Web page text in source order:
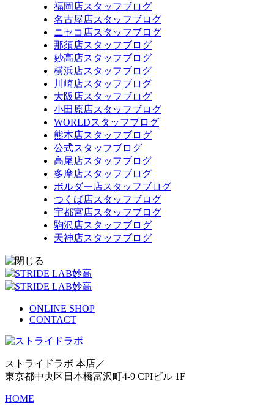
福岡店スタッフブログ
名古屋店スタッフブログ
ニセコ店スタッフブログ
那須店スタッフブログ
妙高店スタッフブログ
横浜店スタッフブログ
川崎店スタッフブログ
大阪店スタッフブログ
小田原店スタッフブログ
WORLDスタッフブログ
熊本店スタッフブログ
公式スタッフブログ
高尾店スタッフブログ
多摩店スタッフブログ
ボルダー店スタッフブログ
つくば店スタッフブログ
宇都宮店スタッフブログ
駒沢店スタッフブログ
天神店スタッフブログ
ONLINE SHOP
CONTACT
ストライドラボ 本店／
東京都中央区日本橋富沢町4-9 CPIビル 1F
HOME